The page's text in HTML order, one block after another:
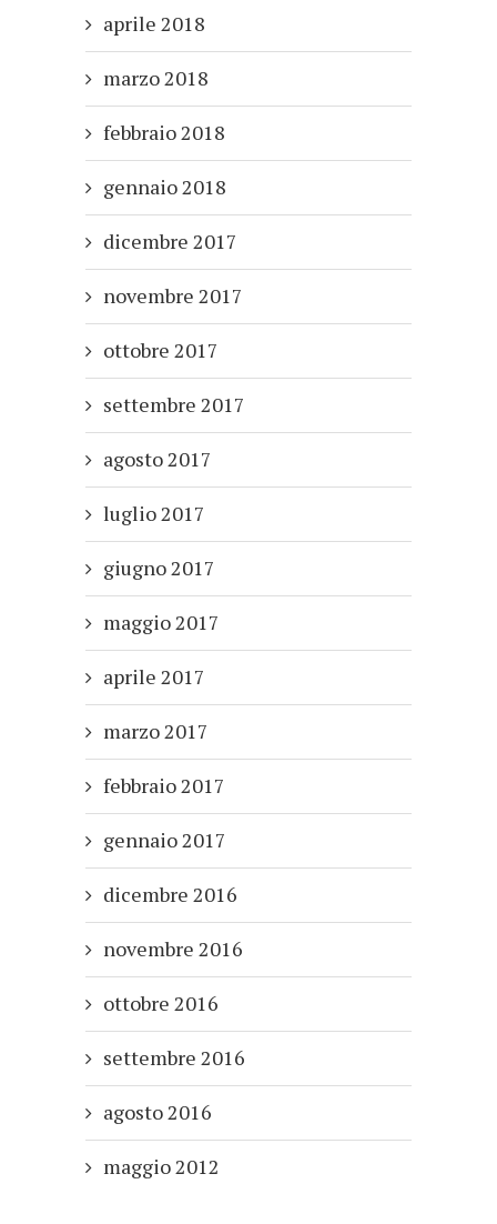
aprile 2018
marzo 2018
febbraio 2018
gennaio 2018
dicembre 2017
novembre 2017
ottobre 2017
settembre 2017
agosto 2017
luglio 2017
giugno 2017
maggio 2017
aprile 2017
marzo 2017
febbraio 2017
gennaio 2017
dicembre 2016
novembre 2016
ottobre 2016
settembre 2016
agosto 2016
maggio 2012